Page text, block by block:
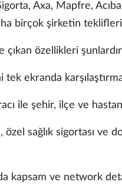
Axa, Mapfre,
birçok şirketin teklifleri
çıkan özellikleri
tek ekranda
ile şehir, ilçe ve
özel sağlık sigortası ve
kapsam ve network